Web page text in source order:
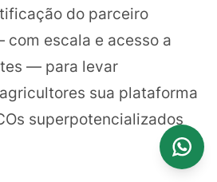
do parceiro
escala e acesso a
— para levar
sua plataforma
superpotencializados